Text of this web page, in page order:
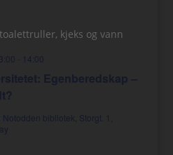
Egenberedskap –
14:00
Notodden bibliotek, Storgt. 1,